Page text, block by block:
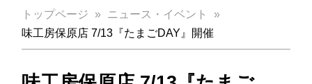
トップページ
ニュース・イベント
味工房保原店 7/13『たまごDAY』開催